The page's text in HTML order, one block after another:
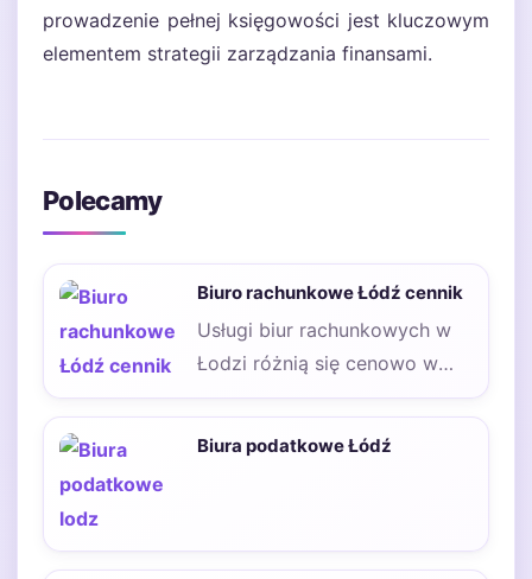
prowadzenie pełnej księgowości jest kluczowym
elementem strategii zarządzania finansami.
Polecamy
Biuro rachunkowe Łódź cennik
Usługi biur rachunkowych w
Łodzi różnią się cenowo w
zależności od zakresu
Biura podatkowe Łódź